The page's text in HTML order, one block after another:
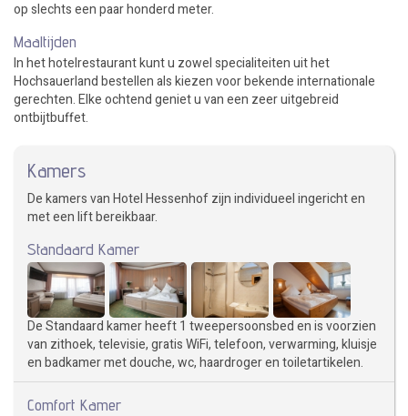
op slechts een paar honderd meter.
Maaltijden
In het hotelrestaurant kunt u zowel specialiteiten uit het
Hochsauerland bestellen als kiezen voor bekende internationale
gerechten. Elke ochtend geniet u van een zeer uitgebreid
ontbijtbuffet.
Kamers
De kamers van Hotel Hessenhof zijn individueel ingericht en
met een lift bereikbaar.
Standaard Kamer
De Standaard kamer heeft 1 tweepersoonsbed en is voorzien
van zithoek, televisie, gratis WiFi, telefoon, verwarming, kluisje
en badkamer met douche, wc, haardroger en toiletartikelen.
Comfort Kamer